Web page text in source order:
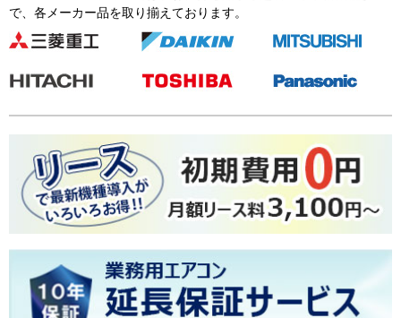
で、各メーカー品を取り揃えております。